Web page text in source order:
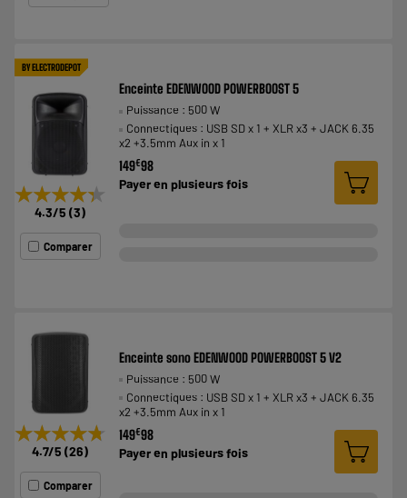
BY ELECTRODEPOT
★★★★★
★★★★★
4.3/5 (3)
Comparer
Enceinte EDENWOOD POWERBOOST 5
Puissance : 500 W
Connectiques : USB SD x 1 + XLR x3 + JACK 6.35
x2 +3.5mm Aux in x 1
149€98
Payer en plusieurs fois
★★★★★
★★★★★
4.7/5 (26)
Comparer
Enceinte sono EDENWOOD POWERBOOST 5 V2
Puissance : 500 W
Connectiques : USB SD x 1 + XLR x3 + JACK 6.35
x2 +3.5mm Aux in x 1
149€98
Payer en plusieurs fois